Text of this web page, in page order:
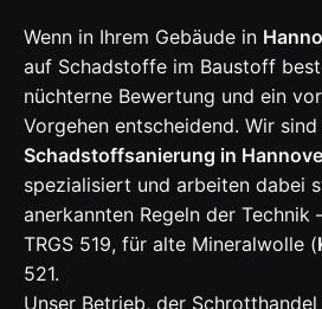
Wenn in Ihrem Gebäude in
auf Schadstoffe im Baustoff
nüchterne Bewertung und ein
Vorgehen entscheidend. Wir
Schadstoffsanierung in
spezialisiert und arbeiten dabei
anerkannten Regeln der Technik
TRGS 519, für alte Mineralwolle (
521.
Unser Betrieb, der